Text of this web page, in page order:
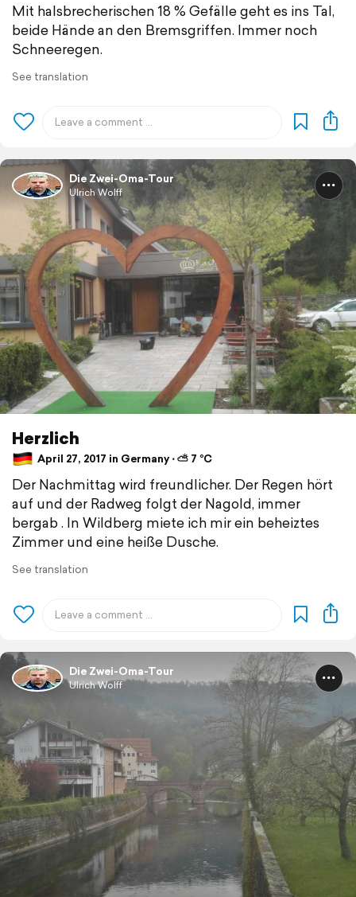
Mit halsbrecherischen 18 % Gefälle geht es ins Tal,
beide Hände an den Bremsgriffen. Immer noch
Schneeregen.
See translation
Die Zwei-Oma-Tour
Ulrich Wolff
Herzlich
April 27, 2017 in Germany ⋅ ⛅ 7 °C
Der Nachmittag wird freundlicher. Der Regen hört
auf und der Radweg folgt der Nagold, immer
bergab . In Wildberg miete ich mir ein beheiztes
Zimmer und eine heiße Dusche.
See translation
Die Zwei-Oma-Tour
Ulrich Wolff